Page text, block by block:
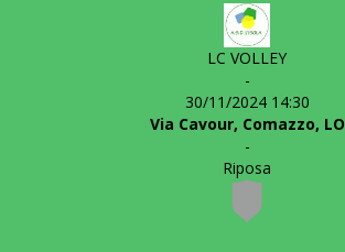
LC VOLLEY
-
30/11/2024 14:30
Via Cavour, Comazzo, LO
-
Riposa